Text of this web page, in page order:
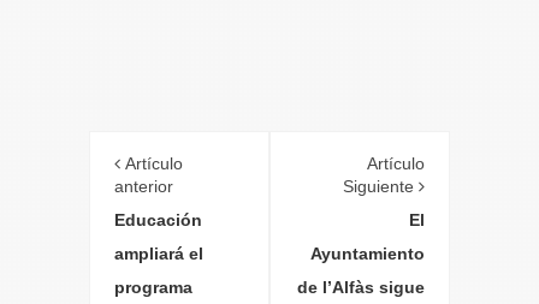
Artículo
anterior
Educación
ampliará el
programa
Artículo
Siguiente
El
Ayuntamiento
de l’Alfàs sigue